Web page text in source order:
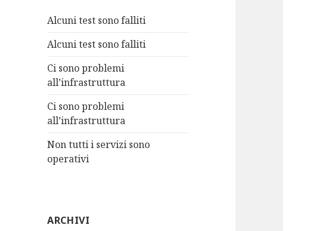
p
r
:
Alcuni test sono falliti
Alcuni test sono falliti
Ci sono problemi
all’infrastruttura
Ci sono problemi
all’infrastruttura
Non tutti i servizi sono
operativi
ARCHIVI